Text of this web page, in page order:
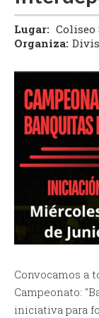
Lugar: Coliseo
Organiza:
Convocamos a
Campeonato:
iniciativa para